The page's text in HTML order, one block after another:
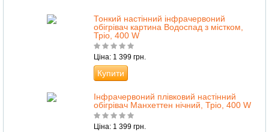
Тонкий настінний інфрачервоний
обігрівач картина Водоспад з містком,
Тріо, 400 W
Ціна: 1 399 грн.
Купити
Інфрачервоний плівковий настінний
обігрівач Манхеттен нічний, Тріо, 400 W
Ціна: 1 399 грн.